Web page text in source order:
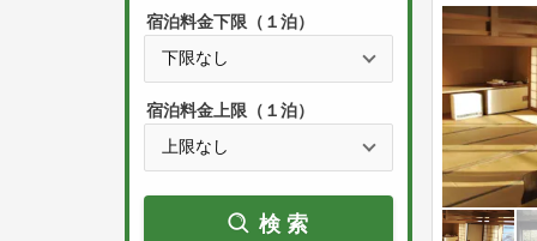
e
w
a
r
t
e
w
宿泊料金下限（１泊）
宿泊料金上限（１泊）
検索